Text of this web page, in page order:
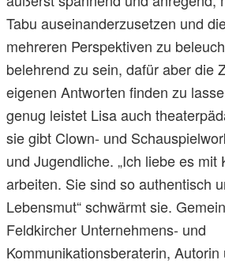
Tabu auseinanderzusetzen und
mehreren Perspektiven zu
belehrend zu sein, dafür aber die
eigenen Antworten finden zu
genug leistet Lisa auch
sie gibt Clown- und
und Jugendliche. „Ich liebe es mit
arbeiten. Sie sind so authentisch
Lebensmut“ schwärmt sie.
Feldkircher Unternehmens- und
Kommunikationsberaterin, Autorin